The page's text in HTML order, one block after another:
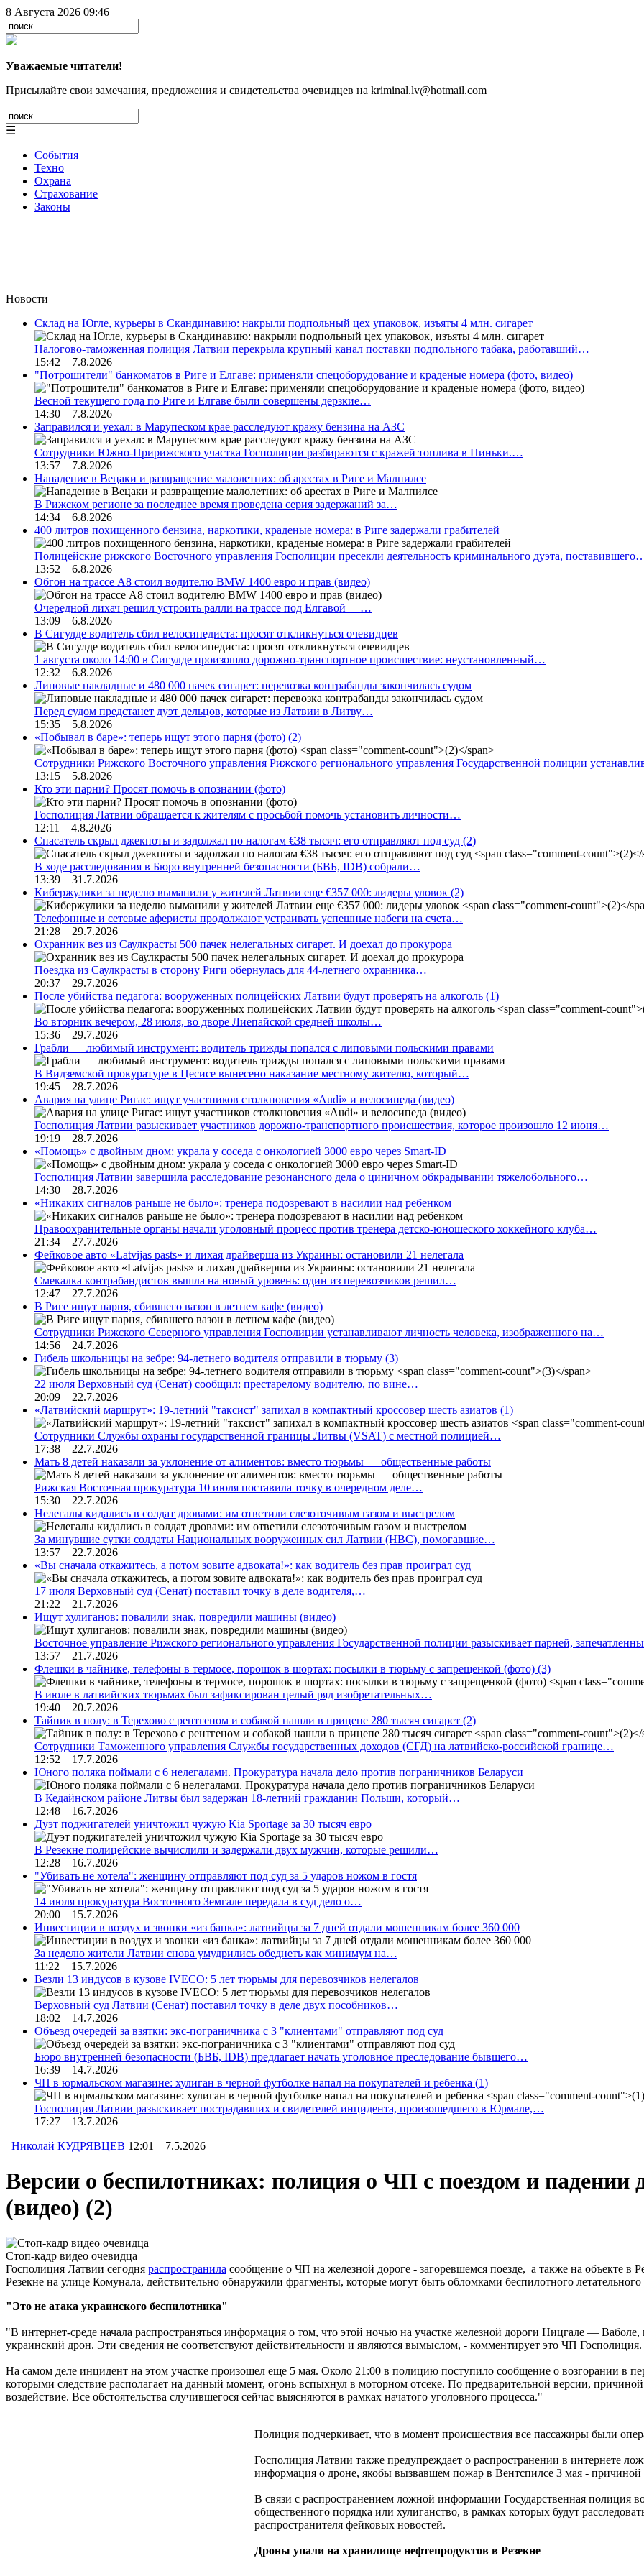
8 Августа 2026 09:46
Уважаемые читатели!
Присылайте свои замечания, предложения и свидетельства очевидцев на kriminal.lv@hotmail.com
☰
События
Техно
Охрана
Страхование
Законы
Новости
Склад на Югле, курьеры в Скандинавию: накрыли подпольный цех упаковок, изъяты 4 млн. сигарет
Налогово-таможенная полиция Латвии перекрыла крупный канал поставки подпольного табака, работавший…
15:42 7.8.2026
"Потрошители" банкоматов в Риге и Елгаве: применяли спецоборудование и краденые номера (фото, видео)
Весной текущего года по Риге и Елгаве были совершены дерзкие…
14:30 7.8.2026
Заправился и уехал: в Марупеском крае расследуют кражу бензина на АЗС
Сотрудники Южно-Пририжского участка Госполиции разбираются с кражей топлива в Пиньки.…
13:57 7.8.2026
Нападение в Вецаки и развращение малолетних: об арестах в Риге и Малпилсе
В Рижском регионе за последнее время проведена серия задержаний за…
14:34 6.8.2026
400 литров похищенного бензина, наркотики, краденые номера: в Риге задержали грабителей
Полицейские рижского Восточного управления Госполиции пресекли деятельность криминального дуэта,
13:52 6.8.2026
Обгон на трассе А8 стоил водителю BMW 1400 евро и прав (видео)
Очередной лихач решил устроить ралли на трассе под Елгавой —…
13:09 6.8.2026
В Сигулде водитель сбил велосипедиста: просят откликнуться очевидцев
1 августа около 14:00 в Сигулде произошло дорожно-транспортное происшествие: неустановленный…
12:32 6.8.2026
Липовые накладные и 480 000 пачек сигарет: перевозка контрабанды закончилась судом
Перед судом предстанет дуэт дельцов, которые из Латвии в Литву…
15:35 5.8.2026
«Побывал в баре»: теперь ищут этого парня (фото) (2)
Сотрудники Рижского Восточного управления Рижского регионального управления Государственной полиции
13:15 5.8.2026
Кто эти парни? Просят помочь в опознании (фото)
Госполиция Латвии обращается к жителям с просьбой помочь установить личности…
12:11 4.8.2026
Спасатель скрыл джекпоты и задолжал по налогам €38 тысяч: его отправляют под суд (2)
В ходе расследования в Бюро внутренней безопасности (БВБ, IDB) собрали…
13:39 31.7.2026
Кибержулики за неделю выманили у жителей Латвии еще €357 000: лидеры уловок (2)
Телефонные и сетевые аферисты продолжают устраивать успешные набеги на счета…
21:28 29.7.2026
Охранник вез из Саулкрасты 500 пачек нелегальных сигарет. И доехал до прокурора
Поездка из Саулкрасты в сторону Риги обернулась для 44-летнего охранника…
20:37 29.7.2026
После убийства педагога: вооруженных полицейских Латвии будут проверять на алкоголь (1)
Во вторник вечером, 28 июля, во дворе Лиепайской средней школы…
15:36 29.7.2026
Грабли — любимый инструмент: водитель трижды попался с липовыми польскими правами
В Видземской прокуратуре в Цесисе вынесено наказание местному жителю, который…
19:45 28.7.2026
Авария на улице Ригас: ищут участников столкновения «Audi» и велосипеда (видео)
Госполиция Латвии разыскивает участников дорожно-транспортного происшествия, которое произошло 12 июня…
19:19 28.7.2026
«Помощь» с двойным дном: украла у соседа с онкологией 3000 евро через Smart-ID
Госполиция Латвии завершила расследование резонансного дела о циничном обкрадывании тяжелобольного…
14:30 28.7.2026
«Никаких сигналов раньше не было»: тренера подозревают в насилии над ребенком
Правоохранительные органы начали уголовный процесс против тренера детско-юношеского хоккейного клуба…
21:34 27.7.2026
Фейковое авто «Latvijas pasts» и лихая драйверша из Украины: остановили 21 нелегала
Смекалка контрабандистов вышла на новый уровень: один из перевозчиков решил…
12:47 27.7.2026
В Риге ищут парня, сбившего вазон в летнем кафе (видео)
Сотрудники Рижского Северного управления Госполиции устанавливают личность человека, изображенного на…
14:56 24.7.2026
Гибель школьницы на зебре: 94-летнего водителя отправили в тюрьму (3)
22 июля Верховный суд (Сенат) сообщил: престарелому водителю, по вине…
20:09 22.7.2026
«Латвийский маршрут»: 19-летний "таксист" запихал в компактный кроссовер шесть азиатов (1)
Сотрудники Службы охраны государственной границы Литвы (VSAT) с местной полицией…
17:38 22.7.2026
Мать 8 детей наказали за уклонение от алиментов: вместо тюрьмы — общественные работы
Рижская Восточная прокуратура 10 июля поставила точку в очередном деле…
15:30 22.7.2026
Нелегалы кидались в солдат дровами: им ответили слезоточивым газом и выстрелом
За минувшие сутки солдаты Национальных вооруженных сил Латвии (НВС), помогавшие…
13:57 22.7.2026
«Вы сначала откажитесь, а потом зовите адвоката!»: как водитель без прав проиграл суд
17 июля Верховный суд (Сенат) поставил точку в деле водителя,…
21:22 21.7.2026
Ищут хулиганов: повалили знак, повредили машины (видео)
Восточное управление Рижского регионального управления Государственной полиции разыскивает парней,
13:57 21.7.2026
Флешки в чайнике, телефоны в термосе, порошок в шортах: посылки в тюрьму с запрещенкой (фото) (3)
В июле в латвийских тюрьмах был зафиксирован целый ряд изобретательных…
19:40 20.7.2026
Тайник в полу: в Терехово с рентгеном и собакой нашли в прицепе 280 тысяч сигарет (2)
Сотрудники Таможенного управления Службы государственных доходов (СГД) на латвийско-российской границе…
12:52 17.7.2026
Юного поляка поймали с 6 нелегалами. Прокуратура начала дело против пограничников Беларуси
В Кедайнском районе Литвы был задержан 18-летний гражданин Польши, который…
12:48 16.7.2026
Дуэт поджигателей уничтожил чужую Kia Sportage за 30 тысяч евро
В Резекне полицейские вычислили и задержали двух мужчин, которые решили…
12:28 16.7.2026
"Убивать не хотела": женщину отправляют под суд за 5 ударов ножом в гостя
14 июля прокуратура Восточного Земгале передала в суд дело о…
20:00 15.7.2026
Инвестиции в воздух и звонки «из банка»: латвийцы за 7 дней отдали мошенникам более 360 000
За неделю жители Латвии снова умудрились обеднеть как минимум на…
11:22 15.7.2026
Везли 13 индусов в кузове IVECO: 5 лет тюрьмы для перевозчиков нелегалов
Верховный суд Латвии (Сенат) поставил точку в деле двух пособников…
18:02 14.7.2026
Объезд очередей за взятки: экс-пограничника с 3 "клиентами" отправляют под суд
Бюро внутренней безопасности (БВБ, IDB) предлагает начать уголовное преследование бывшего…
16:39 14.7.2026
ЧП в юрмальском магазине: хулиган в черной футболке напал на покупателей и ребенка (1)
Госполиция Латвии разыскивает пострадавших и свидетелей инцидента, произошедшего в Юрмале,…
17:27 13.7.2026
Николай КУДРЯВЦЕВ 12:01 7.5.2026
Версии о беспилотниках: полиция о ЧП с поездом и
(видео) (2)
Стоп-кадр видео очевидца
Госполиция Латвии сегодня распространила сообщение о ЧП на железной дороге - загоревшемся поезде, а также на объекте в
Резекне на улице Комунала, действительно обнаружили фрагменты, которые могут быть обломками беспилотного летательного
"Это не атака украинского беспилотника"
"В интернет-среде начала распространяться информация о том, что этой ночью на участке железной дороги Ницгале —
украинский дрон. Эти сведения не соответствуют действительности и являются вымыслом, - комментирует это ЧП Госполиция.
На самом деле инцидент на этом участке произошел еще 5 мая. Около 21:00 в полицию поступило сообщение о возгорании в
которыми следствие располагает на данный момент, огонь вспыхнул в моторном отсеке. По предварительной версии,
воздействие. Все обстоятельства случившегося сейчас выясняются в рамках начатого уголовного процесса."
Полиция подчеркивает, что в момент происшествия все пассажиры были
Госполиция Латвии также предупреждает о распространении в интернете
информация о дроне, якобы вызвавшем пожар в Вентспилсе 3 мая - причиной
В связи с распространением ложной информации Государственная полиция
общественного порядка или хулиганство, в рамках которых будут
распространителя фейковых новостей.
Дроны упали на хранилище нефтепродуктов в Резекне